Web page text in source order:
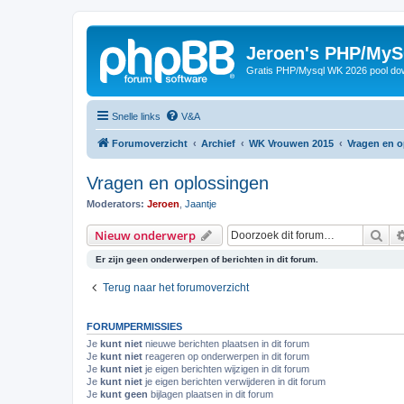
Jeroen's PHP/
Gratis PHP/Mysql WK 2026 pool
Snelle links V&A
Forumoverzicht Archief WK Vrouwen 2015 Vragen en
Vragen en oplossingen
Moderators: Jeroen Jaantje
Nieuw onderwerp
Er zijn geen onderwerpen of berichten in dit forum.
Terug naar het forumoverzicht
FORUMPERMISSIES
Je kunt niet nieuwe berichten plaatsen in dit forum
Je kunt niet reageren op onderwerpen in dit forum
Je kunt niet je eigen berichten wijzigen in dit forum
Je kunt niet je eigen berichten verwijderen in dit forum
Je kunt geen bijlagen plaatsen in dit forum